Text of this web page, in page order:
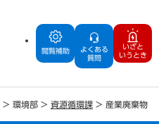
閲覧補助
よくある
質問
いざと
いうとき
> 環境部 > 資源循環課 > 産業廃棄物